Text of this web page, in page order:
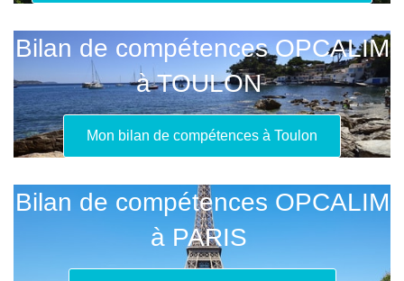
Bilan de compétences OPCALIM
à TOULON
Mon bilan de compétences à Toulon
Bilan de compétences OPCALIM
à PARIS